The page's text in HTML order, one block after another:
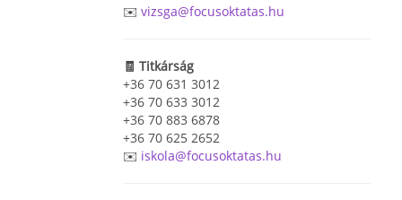
✉️ vizsga@focusoktatas.hu
🧾 Titkárság
+36 70 631 3012
+36 70 633 3012
+36 70 883 6878
+36 70 625 2652
✉️ iskola@focusoktatas.hu